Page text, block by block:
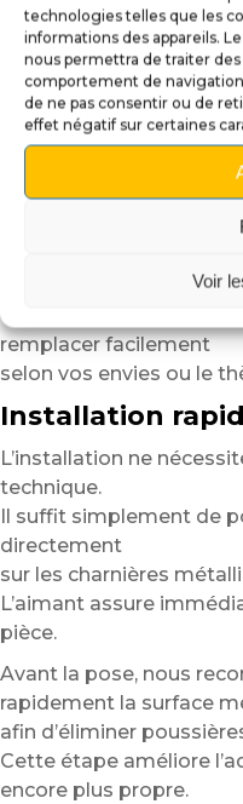
technologies telles que les
informations des appareils.
nous permettra de traiter
comportement de navigation
de ne pas consentir ou de
effet négatif sur certaines
Voir
des noirs profonds,
des contours nets et
De plus, les matériaux
manipulations régulières
et aux nettoyages
flipper.
Grâce au support
Vous pouvez les retirer,
remplacer facilement
selon vos envies ou le
Installation
L’installation ne
technique.
Il suffit simplement de
directement
sur les charnières
L’aimant assure
pièce.
Avant la pose, nous
rapidement la surface
afin d’éliminer
Cette étape améliore
encore plus propre.